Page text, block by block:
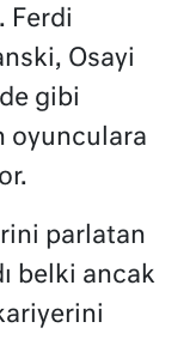
Ferdi
Osayi
gibi
oyunculara
parlatan
belki ancak